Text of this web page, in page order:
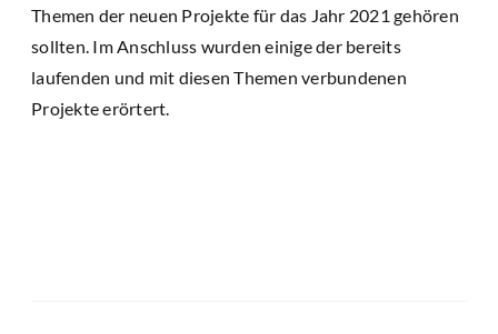
Themen der neuen Projekte für das Jahr 2021 gehören
sollten. Im Anschluss wurden einige der bereits
laufenden und mit diesen Themen verbundenen
Projekte erörtert.